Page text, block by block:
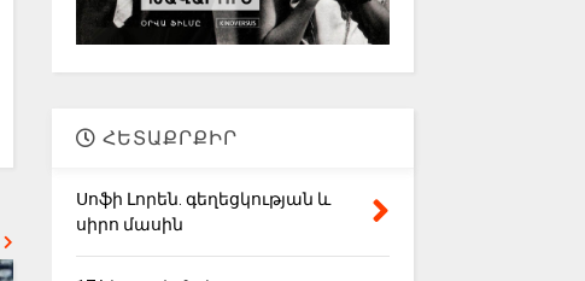
ՀԵՏԱՔՐՔԻՐ
Սոֆի Լորեն. գեղեցկության և
սիրո մասին